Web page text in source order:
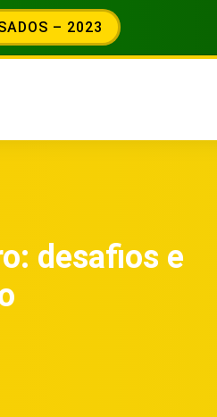
– 2023
desafios e